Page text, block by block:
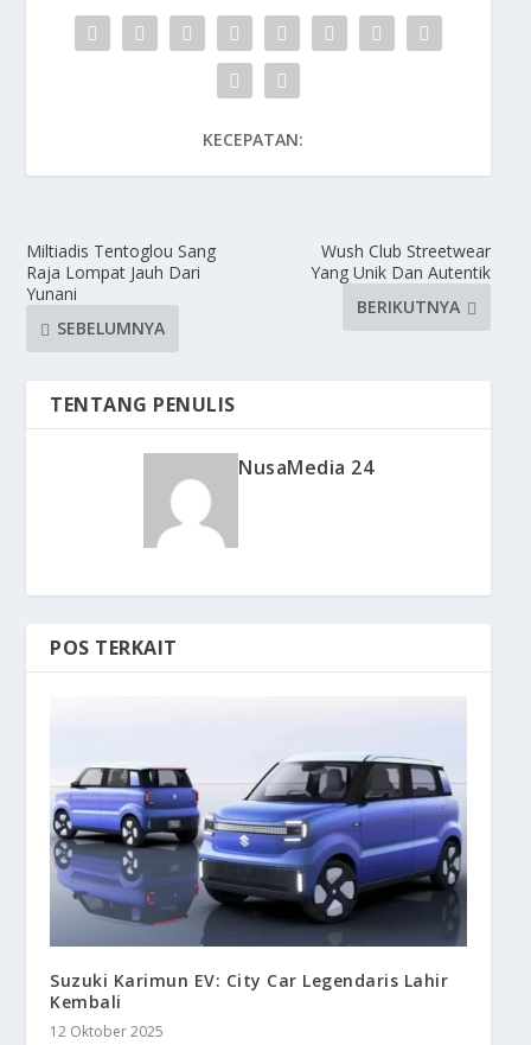
KECEPATAN:
Miltiadis Tentoglou Sang
Raja Lompat Jauh Dari
Yunani
SEBELUMNYA
Wush Club Streetwear
Yang Unik Dan Autentik
BERIKUTNYA
TENTANG PENULIS
NusaMedia 24
POS TERKAIT
Suzuki Karimun EV: City Car Legendaris Lahir
Kembali
12 Oktober 2025